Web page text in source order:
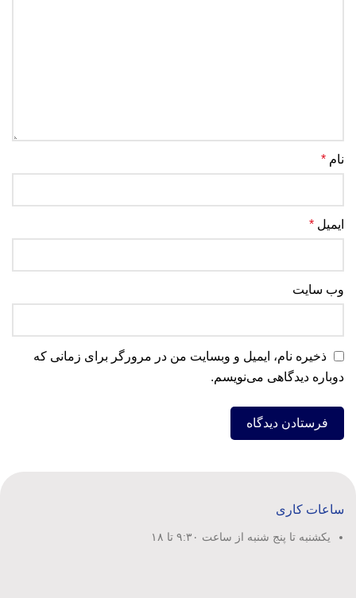
نام *
ایمیل *
وب‌ سایت
ذخیره نام، ایمیل و وبسایت من در مرورگر برای زمانی که
دوباره دیدگاهی می‌نویسم.
ساعات کاری
یکشنبه تا پنج شنبه از ساعت ۹:۳۰ تا ۱۸